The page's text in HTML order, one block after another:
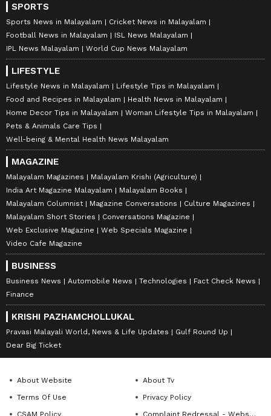
SPORTS
Sports News in Malayalam
Cricket News in Malayalam
Football News in Malayalam
ISL News Malayalam
IPL News Malayalam
World Cup News Malayalam
LIFESTYLE
Lifestyle News in Malayalam
Lifestyle Tips in Malayalam
Food and Recipes in Malayalam
Health News in Malayalam
Home Decor Tips in Malayalam
Woman Lifestyle Tips in Malayalam
Pets & Animals Care Tips
Well-being & Mental Health News Malayalam
MAGAZINE
Malayalam Magazines
Malayalam Krishi (Agriculture)
India Art Magazine Malayalam
Malayalam Books
Malayalam Columnist
Magazine Conversations
Culture Magazines
Malayalam Short Stories
Conversations Magazine
Web Exclusive Magazine
Web Specials Magazine
Video Cafe Magazine
BUSINESS
Business News Automobile News Technologies
Fact Check News
Finance
KRISHI PAZHAMCHOLLUKAL
Pravasi Malayali World, News & Life Updates
Gulf Round Up
Dear Big Ticket
About Website
About Tv
Terms Of Use
Privacy Policy
CSAM Policy
Complaint Redressal - Website